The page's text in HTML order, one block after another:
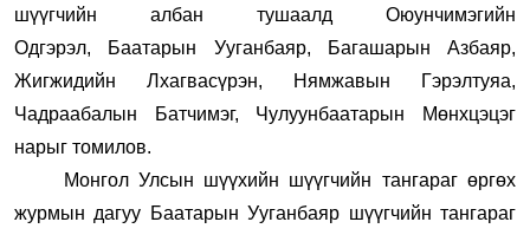
шүүгчийн албан тушаалд Оюунчимэгийн
Одгэрэл, Баатарын Ууганбаяр, Багашарын Азбаяр,
Жигжидийн Лхагвасүрэн, Нямжавын Гэрэлтуяа,
Чадраабалын Батчимэг, Чулуунбаатарын Мөнхцэцэг
нарыг томилов.
Монгол Улсын шүүхийн шүүгчийн тангараг өргөх
журмын дагуу Баатарын Ууганбаяр шүүгчийн тангараг